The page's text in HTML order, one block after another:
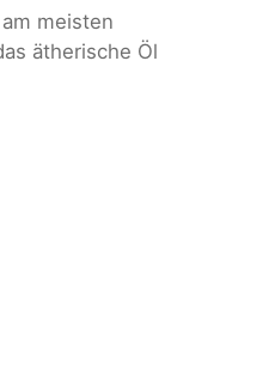
meisten
ätherische Öl